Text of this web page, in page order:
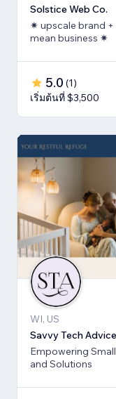
Solstice Web Co.
✷ upscale brand
mean business ✷
5.0 (1)
เริ่มต้นที่ $3,500
WI, US
Savvy Tech Advice
Empowering
and Solutions